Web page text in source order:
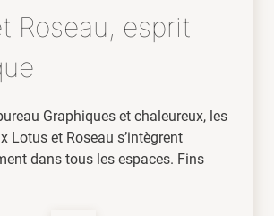
Roseau, esprit
Graphiques et chaleureux, les
Lotus et Roseau s’intègrent
dans tous les espaces. Fins